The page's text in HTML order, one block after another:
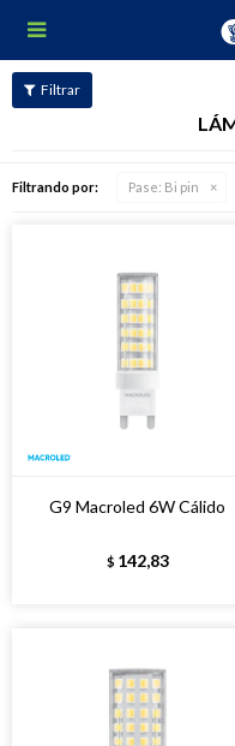

Filtrando por: Pase: Bi pin
G9 Macroled 6W Cálido
$ 142,83